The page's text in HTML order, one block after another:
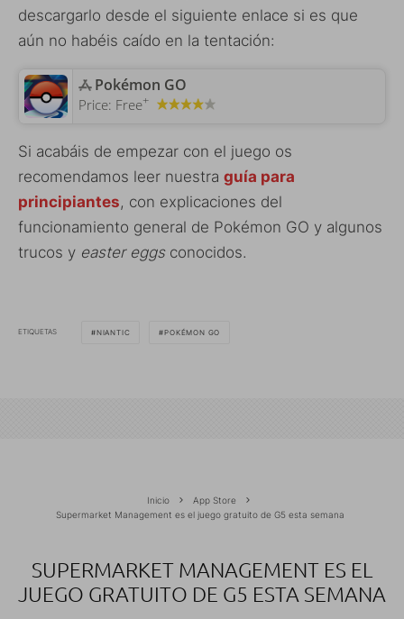
descargarlo desde el siguiente enlace si es que
aún no habéis caído en la tentación:
‎Pokémon GO
Price: Free+
Si acabáis de empezar con el juego os
recomendamos leer nuestra guía para
principiantes, con explicaciones del
funcionamiento general de Pokémon GO y algunos
trucos y easter eggs conocidos.
ETIQUETAS NIANTIC POKÉMON GO
Inicio
App Store
Supermarket Management es el juego gratuito de G5 esta semana
SUPERMARKET MANAGEMENT ES EL
JUEGO GRATUITO DE G5 ESTA SEMANA